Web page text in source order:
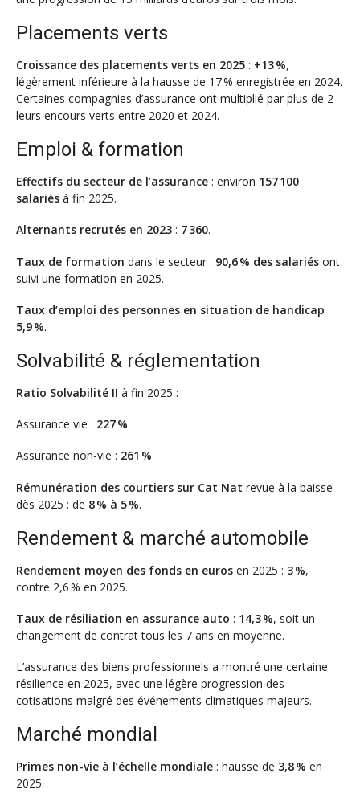
Placements verts
Croissance des placements verts en 2025 : +13 %,
légèrement inférieure à la hausse de 17 % enregistrée en 2024.
Certaines compagnies d’assurance ont multiplié par plus de 2
leurs encours verts entre 2020 et 2024.
Emploi & formation
Effectifs du secteur de l’assurance : environ 157 100
salariés à fin 2025.
Alternants recrutés en 2023 : 7 360.
Taux de formation dans le secteur : 90,6 % des salariés ont
suivi une formation en 2025.
Taux d’emploi des personnes en situation de handicap :
5,9 %.
Solvabilité & réglementation
Ratio Solvabilité II à fin 2025 :
Assurance vie : 227 %
Assurance non-vie : 261 %
Rémunération des courtiers sur Cat Nat revue à la baisse
dès 2025 : de 8 % à 5 %.
Rendement & marché automobile
Rendement moyen des fonds en euros en 2025 : 3 %,
contre 2,6 % en 2025.
Taux de résiliation en assurance auto : 14,3 %, soit un
changement de contrat tous les 7 ans en moyenne.
L’assurance des biens professionnels a montré une certaine
résilience en 2025, avec une légère progression des
cotisations malgré des événements climatiques majeurs.
Marché mondial
Primes non-vie à l’échelle mondiale : hausse de 3,8 % en
2025.